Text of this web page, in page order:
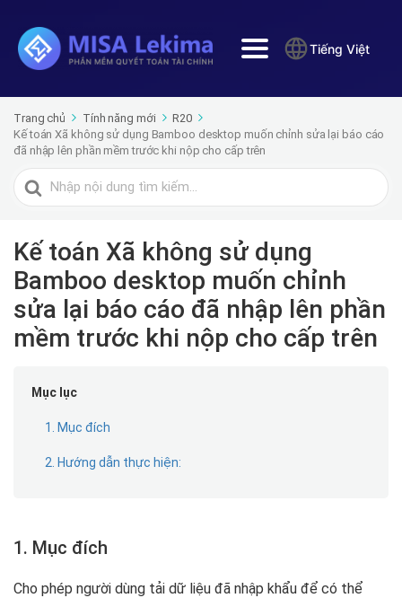
Tiếng Việt
Trang chủ Tính năng mới
R20
Kế toán Xã không sử dụng Bamboo desktop muốn chỉnh sửa lại báo cáo
đã nhập lên phần mềm trước khi nộp cho cấp trên
Tìm
kiếm
Kế toán Xã không sử dụng
Bamboo desktop muốn chỉnh
sửa lại báo cáo đã nhập lên phần
mềm trước khi nộp cho cấp trên
Mục lục
1. Mục đích
2. Hướng dẫn thực hiện:
1. Mục đích
Cho phép người dùng tải dữ liệu đã nhập khẩu để có thể